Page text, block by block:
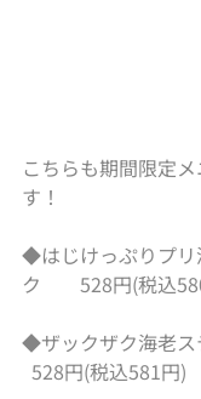
こちらも期間限定
す！
◆はじけっぷりプリ
ク　　528円(税込
◆ザックザク海老
  528円(税込581円)